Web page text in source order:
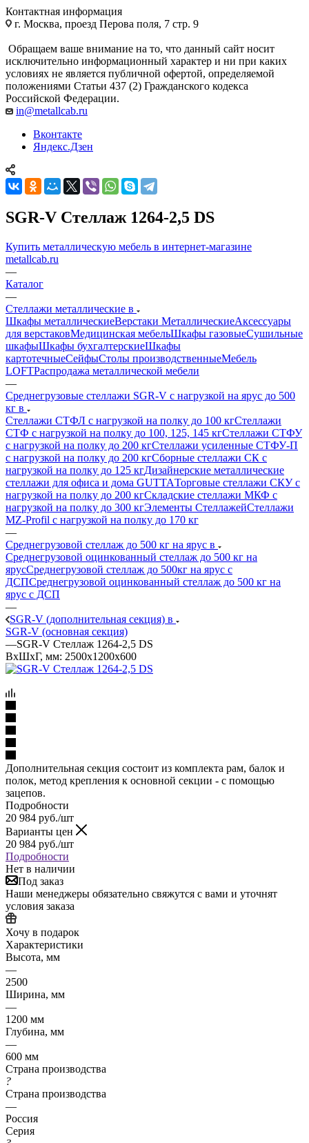
Контактная информация
г. Москва, проезд Перова поля, 7 стр. 9
Обращаем ваше внимание на то, что данный сайт носит
исключительно информационный характер и ни при каких
условиях не является публичной офертой, определяемой
положениями Статьи 437 (2) Гражданского кодекса
Российской Федерации.
in@metallcab.ru
Вконтакте
Яндекс.Дзен
SGR-V Стеллаж 1264-2,5 DS
Купить металлическую мебель в интернет-магазине
metallcab.ru
—
Каталог
—
Стеллажи металлические в
Шкафы металлическиеВерстаки МеталлическиеАксессуары
для верстаковМедицинская мебельШкафы газовыеСушильные
шкафыШкафы бухгалтерскиеШкафы
картотечныеСейфыСтолы производственныеМебель
LOFTРаспродажа металлической мебели
—
Среднегрузовые стеллажи SGR-V с нагрузкой на ярус до 500
кг в
Стеллажи СТФЛ с нагрузкой на полку до 100 кгСтеллажи
СТФ с нагрузкой на полку до 100, 125, 145 кгСтеллажи СТФУ
с нагрузкой на полку до 200 кгСтеллажи усиленные СТФУ-П
с нагрузкой на полку до 200 кгСборные стеллажи СК с
нагрузкой на полку до 125 кгДизайнерские металлические
стеллажи для офиса и дома GUTTAТорговые стеллажи СКУ с
нагрузкой на полку до 200 кгСкладские стеллажи МКФ с
нагрузкой на полку до 300 кгЭлементы СтеллажейСтеллажи
MZ-Profil с нагрузкой на полку до 170 кг
—
Среднегрузовой стеллаж до 500 кг на ярус в
Среднегрузовой оцинкованный стеллаж до 500 кг на
ярусСреднегрузовой стеллаж до 500кг на ярус с
ДСПСреднегрузовой оцинкованный стеллаж до 500 кг на
ярус с ДСП
—
SGR-V (дополнительная секция) в
SGR-V (основная секция)
—SGR-V Стеллаж 1264-2,5 DS
ВхШхГ, мм: 2500x1200x600
Дополнительная секция состоит из комплекта рам, балок и
полок, метод крепления к основной секции - с помощью
зацепов.
Подробности
20 984 руб./шт
Варианты цен
20 984 руб./шт
Подробности
Нет в наличии
Под заказ
Наши менеджеры обязательно свяжутся с вами и уточнят
условия заказа
Хочу в подарок
Характеристики
Высота, мм
—
2500
Ширина, мм
—
1200 мм
Глубина, мм
—
600 мм
Страна производства
?
Страна производства
—
Россия
Серия